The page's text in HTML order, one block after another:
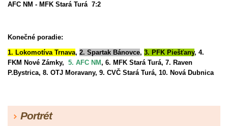
AFC NM - MFK Stará Turá 7:2
Konečné poradie:
1. Lokomotíva Trnava, 2. Spartak Bánovce, 3. PFK Piešťany, 4.
FKM Nové Zámky, 5. AFC NM, 6. MFK Stará Turá, 7. Raven
P.Bystrica, 8. OTJ Moravany, 9. CVČ Stará Turá, 10. Nová Dubnica
Portrét